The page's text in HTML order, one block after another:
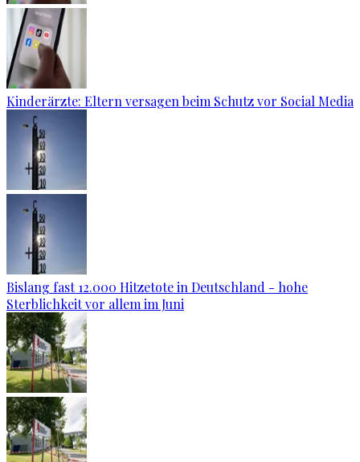
Kinderärzte: Eltern versagen beim Schutz vor Social Media
Bislang fast 12.000 Hitzetote in Deutschland - hohe
Sterblichkeit vor allem im Juni